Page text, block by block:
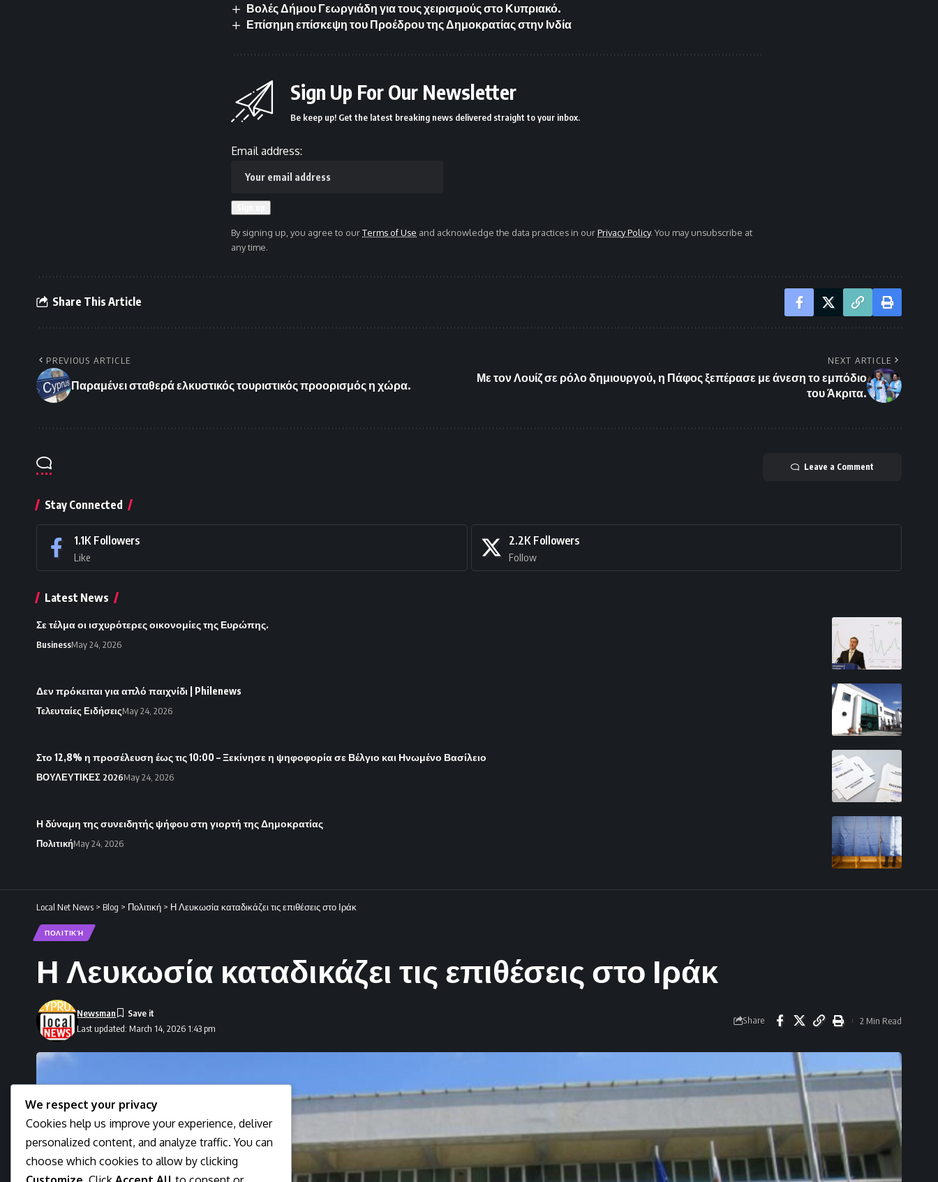
Βολές Δήμου Γεωργιάδη για τους χειρισμούς στο Κυπριακό.
Επίσημη επίσκεψη του Προέδρου της Δημοκρατίας στην Ινδία
Sign Up For Our Newsletter
Be keep up! Get the latest breaking news delivered straight to your inbox.
Email address:
By signing up, you agree to ourTerms of Use and acknowledge the data practices in ourPrivacy Policy. You may unsubscribe at
any time.
Share This Article
PREVIOUS ARTICLE
Παραμένει σταθερά ελκυστικός τουριστικός προορισμός η χώρα.
NEXT ARTICLE
Με τον Λουίζ σε ρόλο δημιουργού, η Πάφος ξεπέρασε με άνεση το εμπόδιο
του Άκριτα.
Leave a Comment
Stay Connected
1.1K Followers
Like
2.2K Followers
Follow
Latest News
Σε τέλμα οι ισχυρότερες οικονομίες της Ευρώπης.
BusinessMay 24, 2026
Δεν πρόκειται για απλό παιχνίδι | Philenews
Τελευταίες ΕιδήσειςMay 24, 2026
Στο 12,8% η προσέλευση έως τις 10:00 – Ξεκίνησε η ψηφοφορία σε Βέλγιο και Ηνωμένο Βασίλειο
ΒΟΥΛΕΥΤΙΚΕΣ 2026May 24, 2026
Η δύναμη της συνειδητής ψήφου στη γιορτή της Δημοκρατίας
ΠολιτικήMay 24, 2026
Local Net News > Blog > Πολιτική > Η Λευκωσία καταδικάζει τις επιθέσεις στο Ιράκ
ΠΟΛΙΤΙΚΉ
Η Λευκωσία καταδικάζει τις επιθέσεις στο Ιράκ
Last updated: March 14, 2026 1:43 pm
Newsman
Share 2 Min Read
We respect your privacy
Cookies help us improve your experience, deliver
personalized content, and analyze traffic. You can
choose which cookies to allow by clicking